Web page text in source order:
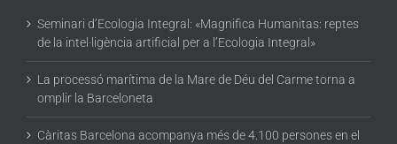
Seminari d’Ecologia Integral: «Magnifica Humanitas: reptes
de la intel·ligència artificial per a l’Ecologia Integral»
La processó marítima de la Mare de Déu del Carme torna a
omplir la Barceloneta
Càritas Barcelona acompanya més de 4.100 persones en el